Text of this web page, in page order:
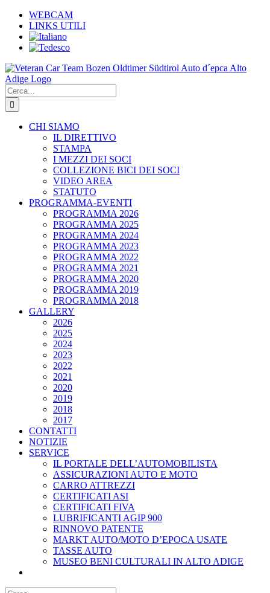
Salta
contenuto
WEBCAM
LINKS UTILI
Cerca
per:
CHI SIAMO
IL DIRETTIVO
STAMPA
I MEZZI DEI SOCI
COLLEZIONE BICI DEI SOCI
VIDEO AREA
STATUTO
PROGRAMMA-EVENTI
PROGRAMMA 2026
PROGRAMMA 2025
PROGRAMMA 2024
PROGRAMMA 2023
PROGRAMMA 2022
PROGRAMMA 2021
PROGRAMMA 2020
PROGRAMMA 2019
PROGRAMMA 2018
GALLERY
2026
2025
2024
2023
2022
2021
2020
2019
2018
2017
CONTATTI
NOTIZIE
SERVICE
IL PORTALE DELL’AUTOMOBILISTA
ASSICURAZIONI AUTO E MOTO
CARRO ATTREZZI
CERTIFICATI ASI
CERTIFICATI FIVA
LUBRIFICANTI AGIP 900
RINNOVO PATENTE
MARKT AUTO/MOTO D’EPOCA USATE
TASSE AUTO
MUSEO BENI CULTURALI IN ALTO ADIGE